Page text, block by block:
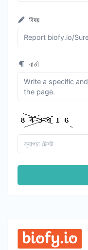
বিষয়
বার্তা